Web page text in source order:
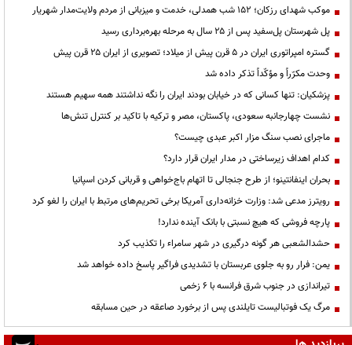
موکب شهدای رزکان؛ ۱۵۲ شب همدلی، خدمت و میزبانی از مردم ولایت‌مدار شهریار
پل شهرستان پل‌سفید پس از ۲۵ سال به مرحله بهره‌برداری رسید
گستره امپراتوری ایران در ۵ قرن پیش از میلاد؛ تصویری از ایران ۲۵ قرن پیش
وحدت مکرّراً و مؤکّداً تذکر داده شد
پزشکیان: تنها کسانی که در خیابان بودند ایران را نگه نداشتند همه سهیم هستند
نشست چهارجانبه سعودی، پاکستان، مصر و ترکیه با تاکید بر کنترل تنش‌ها
ماجرای نصب سنگ مزار اکبر عبدی چیست؟
کدام اهداف زیرساختی در مدار ایران قرار دارد؟
بحران اینفانتینو؛ از طرح جنجالی تا اتهام باج‌خواهی و قربانی کردن اسپانیا
رویترز مدعی شد: وزارت خزانه‌داری آمریکا برخی تحریم‌های مرتبط با ایران را لغو کرد
پارچه فروشی که هیچ نسبتی با بانک آینده ندارد!
حشدالشعبی هر گونه درگیری در شهر سامراء را تکذیب کرد
یمن: فرار رو به جلوی عربستان با تشدیدی فراگیر پاسخ داده خواهد شد
تیراندازی در جنوب شرق فرانسه با ۶ زخمی
مرگ یک فوتبالیست تایلندی پس از برخورد صاعقه در حین مسابقه